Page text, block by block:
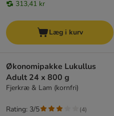
313,41 kr
Læg i kurv
Økonomipakke Lukullus
Adult 24 x 800 g
Fjerkræ & Lam (kornfri)
Rating: 3/5 (4)